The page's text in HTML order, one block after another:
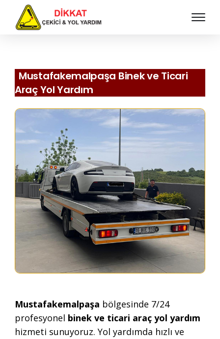
Mustafakemalpaşa Binek ve Ticari
Araç Yol Yardım
Mustafakemalpaşa bölgesinde 7/24
profesyonel binek ve ticari araç yol yardım
hizmeti sunuyoruz. Yol yardımda hızlı ve